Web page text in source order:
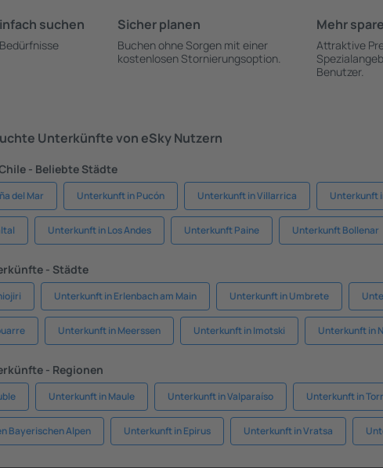
suchen Sicher planen
Buchen ohne Sorgen mit einer
kostenlosen Stornierungsoption.
Mehr
Attraktive
Benutzer.
Unterkünfte von eSky Nutzern
- Beliebte Städte
del Mar Unterkunft in Pucón Unterkunft in Villarrica Unterkunft
Unterkunft in Los Andes Unterkunft Paine Unterkunft Bollenar
- Städte
Unterkunft in Erlenbach am Main Unterkunft in Umbrete
Unterkunft in Meerssen Unterkunft in Imotski Unterkunft in
- Regionen
Unterkunft in Maule Unterkunft in Valparaíso Unterkunft in
Bayerischen Alpen Unterkunft in Epirus Unterkunft in Vratsa